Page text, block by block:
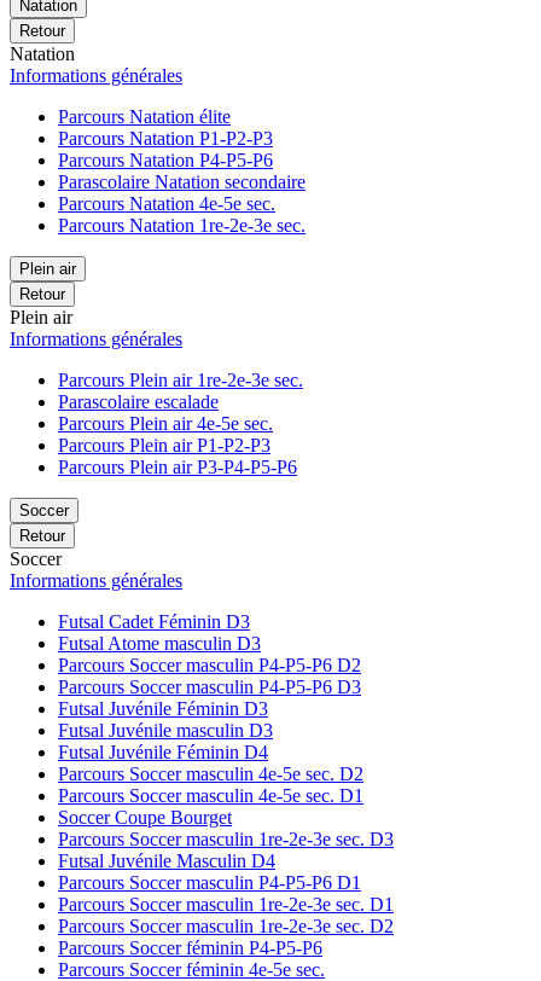
Natation
Retour
Natation
Informations générales
Parcours Natation élite
Parcours Natation P1-P2-P3
Parcours Natation P4-P5-P6
Parascolaire Natation secondaire
Parcours Natation 4e-5e sec.
Parcours Natation 1re-2e-3e sec.
Plein air
Retour
Plein air
Informations générales
Parcours Plein air 1re-2e-3e sec.
Parascolaire escalade
Parcours Plein air 4e-5e sec.
Parcours Plein air P1-P2-P3
Parcours Plein air P3-P4-P5-P6
Soccer
Retour
Soccer
Informations générales
Futsal Cadet Féminin D3
Futsal Atome masculin D3
Parcours Soccer masculin P4-P5-P6 D2
Parcours Soccer masculin P4-P5-P6 D3
Futsal Juvénile Féminin D3
Futsal Juvénile masculin D3
Futsal Juvénile Féminin D4
Parcours Soccer masculin 4e-5e sec. D2
Parcours Soccer masculin 4e-5e sec. D1
Soccer Coupe Bourget
Parcours Soccer masculin 1re-2e-3e sec. D3
Futsal Juvénile Masculin D4
Parcours Soccer masculin P4-P5-P6 D1
Parcours Soccer masculin 1re-2e-3e sec. D1
Parcours Soccer masculin 1re-2e-3e sec. D2
Parcours Soccer féminin P4-P5-P6
Parcours Soccer féminin 4e-5e sec.